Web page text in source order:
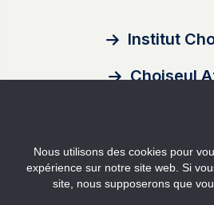
Institut
Choiseul
Auteurs
Nous utilisons des cookies pour
expérience sur notre site web. Si
site, nous supposerons que